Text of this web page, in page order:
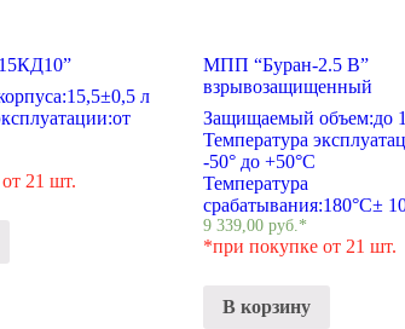
15,5±0,5 л
от
21 шт.
МПП “Буран-2.5 В”
взрывозащищенный
Защищаемый объем:до
Температура
-50° до +50°С
Температура
срабатывания:180°С±
9 339,00руб.*
*при покупке от 21 шт.
В корзину